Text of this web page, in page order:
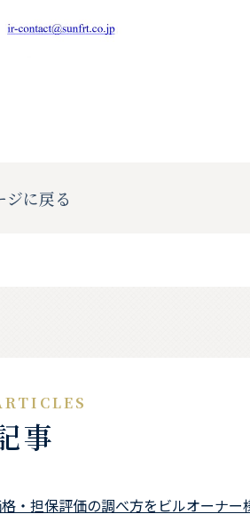
ジに戻る
事
・担保評価の調べ方をビルオーナー